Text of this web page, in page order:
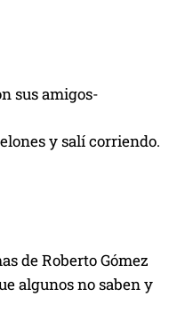
sus amigos-
y salí corriendo.
de Roberto Gómez
algunos no saben y